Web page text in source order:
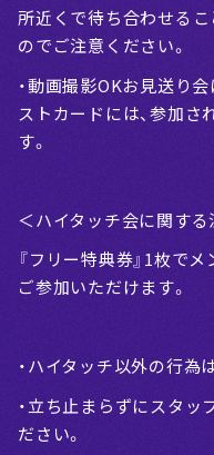
所近くで待ち合わせる
のでご注意ください。
・動画撮影OKお見送り
ストカードには、参加
す。
＜ハイタッチ会に関する
『フリー特典券』1枚で
ご参加いただけます。
・ハイタッチ以外の行為
・立ち止まらずにスタッ
ださい。